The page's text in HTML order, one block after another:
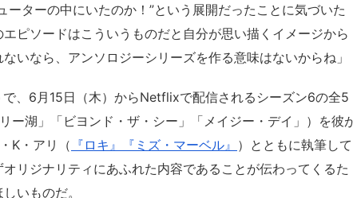
ターの中にいたのか！”という展開だったことに気づいた
エピソードはこういうものだと自分が思い描くイメージから
いなら、アンソロジーシリーズを作る意味はないからね」
、6月15日（木）からNetflixで配信されるシーズン6の全5
ー湖」「ビヨンド・ザ・シー」「メイジー・デイ」）を彼
K・アリ（ 『ロキ』 『ミズ・マーベル』 ）とともに執筆して
リジナリティにあふれた内容であることが伝わってくるた
いものだ。